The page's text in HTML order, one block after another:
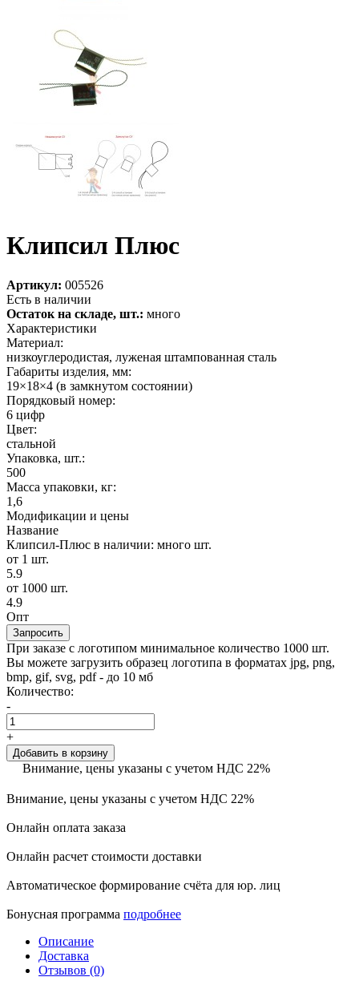
Клипсил Плюс
Артикул: 005526
Есть в наличии
Остаток на складе, шт.: много
Характеристики
Материал:
низкоуглеродистая, луженая штампованная сталь
Габариты изделия, мм:
19×18×4 (в замкнутом состоянии)
Порядковый номер:
6 цифр
Цвет:
стальной
Упаковка, шт.:
500
Масса упаковки, кг:
1,6
Модификации и цены
Название
Клипсил-Плюс в наличии: много шт.
от 1 шт.
5.9
от 1000 шт.
4.9
Опт
Запросить
При заказе с логотипом минимальное количество 1000 шт.
Вы можете загрузить образец логотипа в форматах jpg, png,
bmp, gif, svg, pdf - до 10 мб
Количество:
-
+
Добавить в корзину
Внимание, цены указаны с учетом НДС 22%
Внимание, цены указаны с учетом НДС 22%
Онлайн оплата заказа
Онлайн расчет стоимости доставки
Автоматическое формирование счёта для юр. лиц
Бонусная программа подробнее
Описание
Доставка
Отзывов (0)